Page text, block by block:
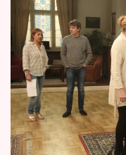
Celebrity
Vztahy
Seriály
Horoskopy
Sledujte prima+